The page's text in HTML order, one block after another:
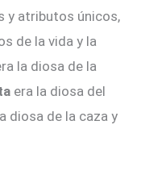
y atributos únicos,
de la vida y la
la diosa de la
era la diosa del
diosa de la caza y